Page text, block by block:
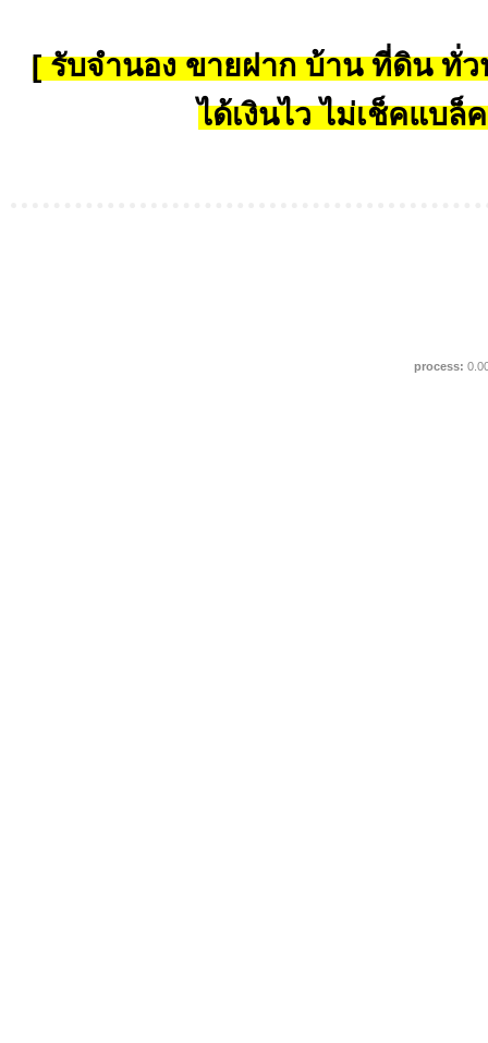
[ รับจำนอง ขายฝาก บ้าน ที่ดิน ทั่ว
ได้เงินไว ไม่เช็คแบล็
process: